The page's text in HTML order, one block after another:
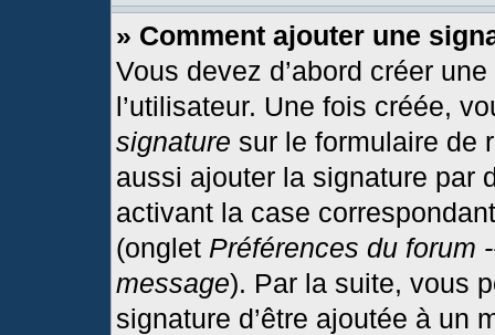
» Comment ajouter une
Vous devez d’abord créer
l’utilisateur. Une fois créée,
signature sur le formulaire de
aussi ajouter la signature par
activant la case
(onglet Préférences du forum
message). Par la suite, vous
signature d’être ajoutée à un